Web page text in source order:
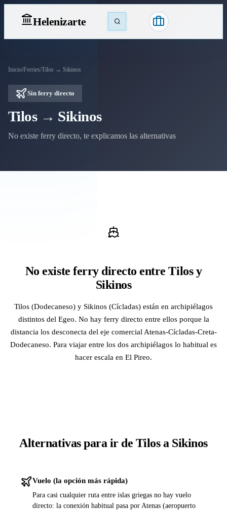
Helenizarte
Inicio/Ferries/Tilos → Sikinos
Sin ferry directo
Tilos → Sikinos
No existe ferry directo, te explicamos las alternativas
No existe ferry directo entre Tilos y
Sikinos
Tilos (Dodecaneso) y Sikinos (Cícladas) están en archipiélagos
distintos del Egeo. No hay ferry directo entre ellos porque la
distancia los desconecta del eje comercial Atenas-Cícladas-Creta-
Dodecaneso. Para viajar entre los dos archipiélagos lo habitual es
hacer escala en El Pireo.
Alternativas para ir de Tilos a Sikinos
Vuelo (la opción más rápida)
Para casi cualquier ruta entre islas griegas no hay vuelo
directo: la conexión habitual pasa por Atenas (aeropuerto